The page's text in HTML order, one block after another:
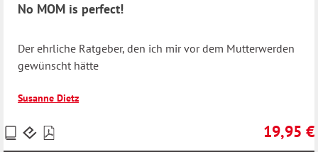
No MOM is perfect!
Der ehrliche Ratgeber, den ich mir vor dem Mutterwerden
gewünscht hätte
Susanne Dietz
19,95 €
Preise
inkl.